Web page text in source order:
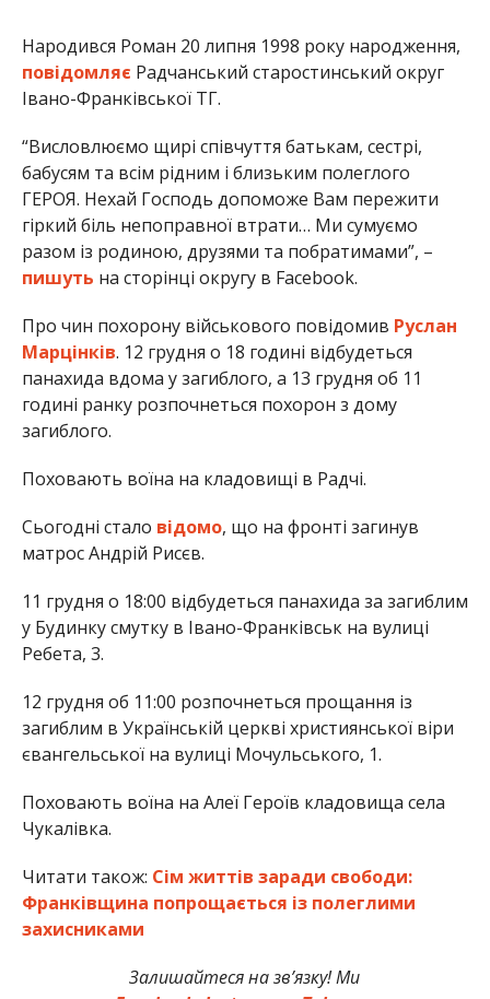
Народився Роман 20 липня 1998 року народження,
повідомляє Радчанський старостинський округ
Івано-Франківської ТГ.
“Висловлюємо щирі співчуття батькам, сестрі,
бабусям та всім рідним і близьким полеглого
ГЕРОЯ. Нехай Господь допоможе Вам пережити
гіркий біль непоправної втрати… Ми сумуємо
разом із родиною, друзями та побратимами”, –
пишуть на сторінці округу в Facebook.
Про чин похорону військового повідомив Руслан
Марцінків. 12 грудня о 18 годині відбудеться
панахида вдома у загиблого, а 13 грудня об 11
годині ранку розпочнеться похорон з дому
загиблого.
Поховають воїна на кладовищі в Радчі.
Сьогодні стало відомо, що на фронті загинув
матрос Андрій Рисєв.
11 грудня о 18:00 відбудеться панахида за загиблим
у Будинку смутку в Івано-Франківськ на вулиці
Ребета, 3.
12 грудня об 11:00 розпочнеться прощання із
загиблим в Українській церкві християнської віри
євангельської на вулиці Мочульського, 1.
Поховають воїна на Алеї Героїв кладовища села
Чукалівка.
Читати також: Сім життів заради свободи:
Франківщина попрощається із полеглими
захисниками
Залишайтеся на зв’язку! Ми